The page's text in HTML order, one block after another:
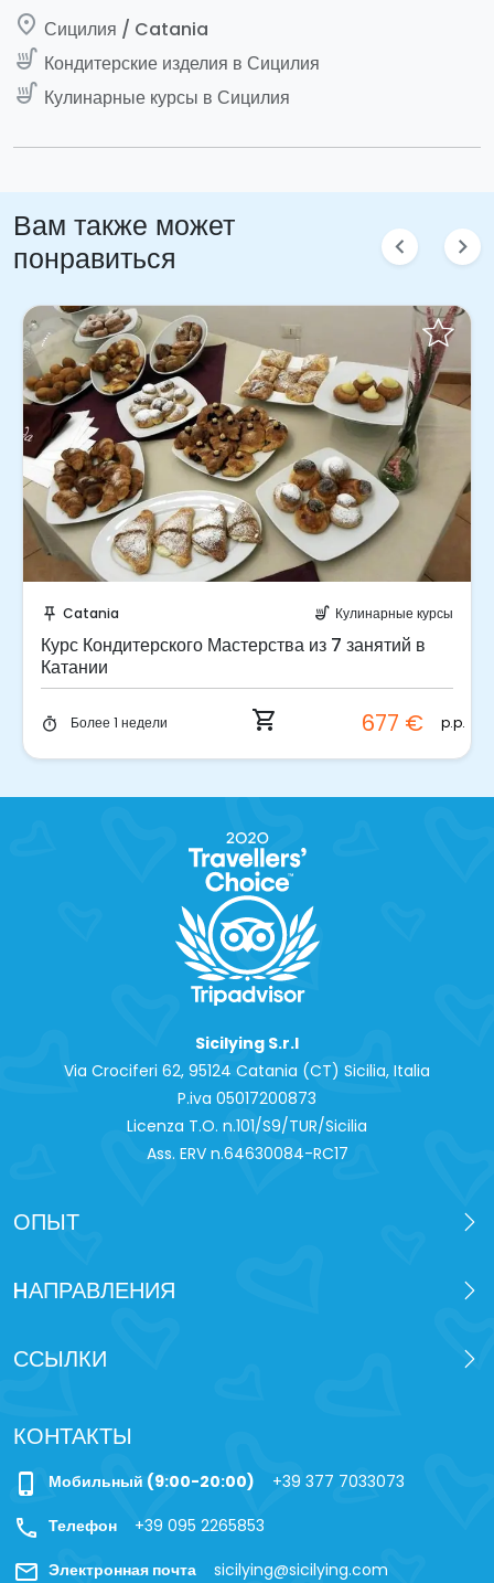
place Сицилия / Catania
soup_kitchen Кондитерские изделия в Сицилия
soup_kitchen Кулинарные курсы в Сицилия
Вам также может
понравиться
chevron_left chevron_right
push_pin Catania soup_kitchen Кулинарные курсы
Курс Кондитерского Мастерства из 7 занятий в
Катании
timer Более 1 недели shopping_cart 677 € p.p.
Sicilying S.r.l
Via Crociferi 62, 95124 Catania (CT) Sicilia, Italia
P.iva 0‍5017200873
Licenza T.O. n.101/S9/TUR/Sicilia
Ass. ERV n.64630084-RC17
ОПЫТ
HАПРАВЛЕНИЯ
ССЫЛКИ
КОНТАКТЫ
phone_iphone Мобильный (9:00-20:00) +39 377 7033073
call Телефон +39 095 2265853
mail Электронная почта sicilying@sicilying.com